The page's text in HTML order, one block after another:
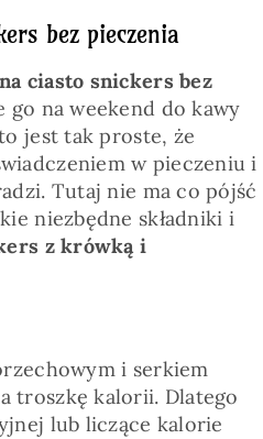
bez pieczenia
ciasto snickers bez
na weekend do kawy
jest tak proste, że
w pieczeniu i
Tutaj nie ma co pójść
niezbędne składniki i
z krówką i
i serkiem
troszkę kalorii. Dlatego
lub liczące kalorie